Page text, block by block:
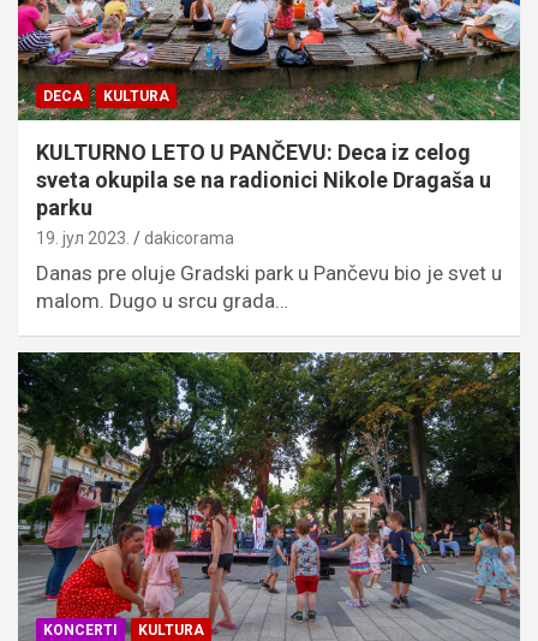
DECA KULTURA
KULTURNO LETO U PANČEVU: Deca iz celog
sveta okupila se na radionici Nikole Dragaša u
parku
19. јул 2023. dakicorama
Danas pre oluje Gradski park u Pančevu bio je svet u
malom. Dugo u srcu grada…
KONCERTI KULTURA